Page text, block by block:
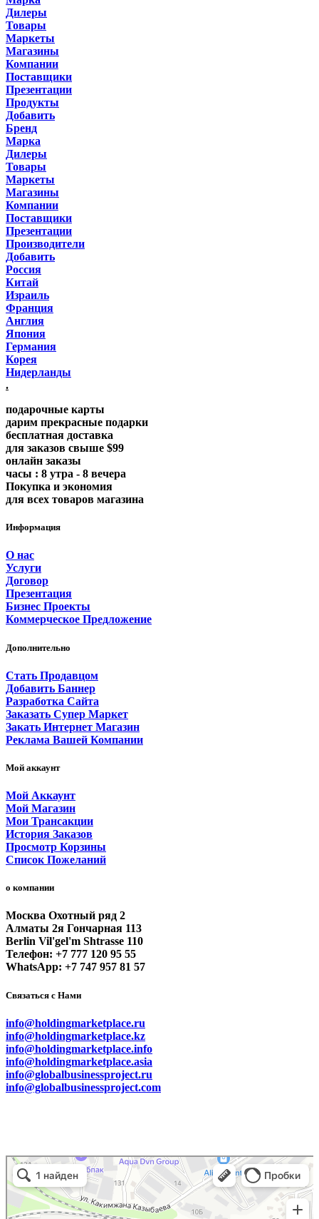
Дилеры
Товары
Маркеты
Магазины
Компании
Поставщики
Презентации
Продукты
Добавить
Бренд
Марка
Дилеры
Товары
Маркеты
Магазины
Компании
Поставщики
Презентации
Производители
Добавить
Россия
Китай
Израиль
Франция
Англия
Япония
Германия
Корея
Нидерланды
.
подарочные карты
дарим прекрасные подарки
бесплатная доставка
для заказов свыше $99
онлайн заказы
часы : 8 утра - 8 вечера
Покупка и экономия
для всех товаров магазина
Информация
О нас
Услуги
Договор
Презентация
Бизнес Проекты
Коммерческое Предложение
Дополнительно
Стать Продавцом
Добавить Баннер
Разработка Сайта
Заказать Супер Маркет
Закать Интернет Магазин
Реклама Вашей Компании
Мой аккаунт
Мой Аккаунт
Мой Магазин
Мои Трансакции
История Заказов
Просмотр Корзины
Список Пожеланий
о компании
Москва Охотный ряд 2
Алматы 2я Гончарная 113
Berlin Vil'gel'm Shtrasse 110
Телефон: +7 777 120 95 55
WhatsApp: +7 747 957 81 57
Связаться с Нами
info@holdingmarketplace.ru
info@holdingmarketplace.kz
info@holdingmarketplace.info
info@holdingmarketplace.asia
info@globalbusinessproject.ru
info@globalbusinessproject.com
Маркетплейс Казахстана
Рекламное агентство в Алматы
Информационное агентство в Алматы